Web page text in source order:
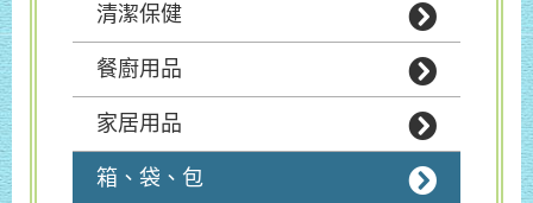
清潔保健
餐廚用品
家居用品
箱、袋、包